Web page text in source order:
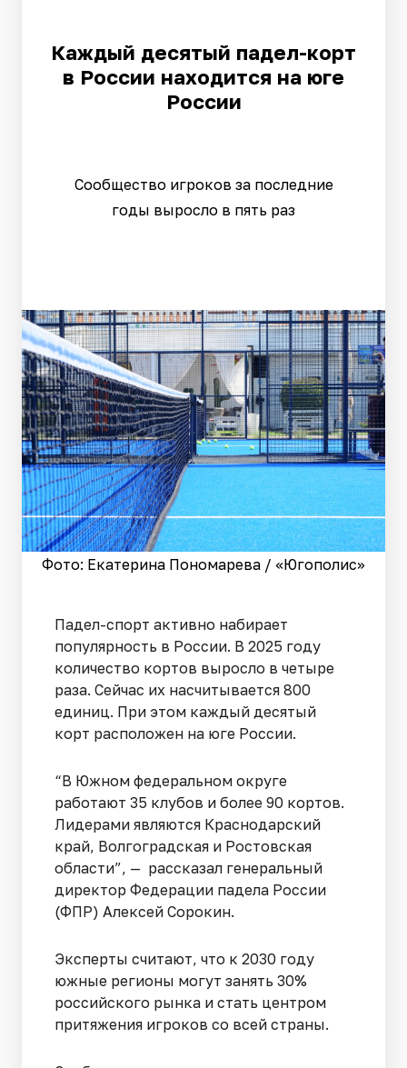
Каждый десятый падел-корт
в России находится на юге
России
Сообщество игроков за последние
годы выросло в пять раз
Фото: Екатерина Пономарева / «Югополис»
Падел-спорт активно набирает
популярность в России. В 2025 году
количество кортов выросло в четыре
раза. Сейчас их насчитывается 800
единиц. При этом каждый десятый
корт расположен на юге России.
“В Южном федеральном округе
работают 35 клубов и более 90 кортов.
Лидерами являются Краснодарский
край, Волгоградская и Ростовская
области”, — рассказал генеральный
директор Федерации падела России
(ФПР) Алексей Сорокин.
Эксперты считают, что к 2030 году
южные регионы могут занять 30%
российского рынка и стать центром
притяжения игроков со всей страны.